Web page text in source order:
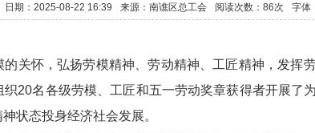
日期： 2025-08-22 16:39 来源： 南谯区总工会 阅读次数：86次 字体
关怀，弘扬劳模精神、劳动精神、工匠精神，发挥
20名各级劳模、工匠和五一劳动奖章获得者开展了
状态投身经济社会发展。